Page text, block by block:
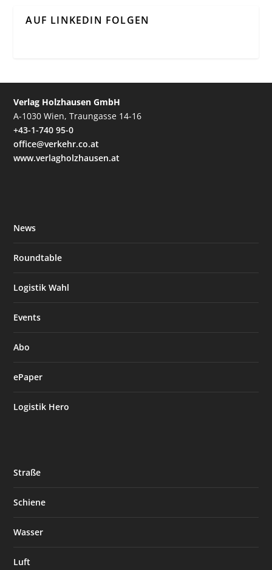
AUF LINKEDIN FOLGEN
Verlag Holzhausen GmbH
A-1030 Wien, Traungasse 14-16
+43-1-740 95-0
office@verkehr.co.at
www.verlagholzhausen.at
News
Roundtable
Logistik Wahl
Events
Abo
ePaper
Logistik Hero
Straße
Schiene
Wasser
Luft